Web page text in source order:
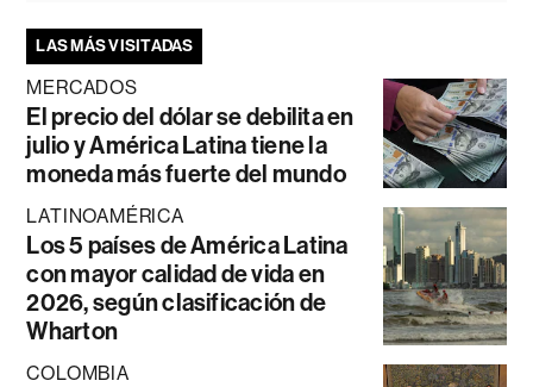
LAS MÁS VISITADAS
MERCADOS
El precio del dólar se debilita en
julio y América Latina tiene la
moneda más fuerte del mundo
LATINOAMÉRICA
Los 5 países de América Latina
con mayor calidad de vida en
2026, según clasificación de
Wharton
COLOMBIA